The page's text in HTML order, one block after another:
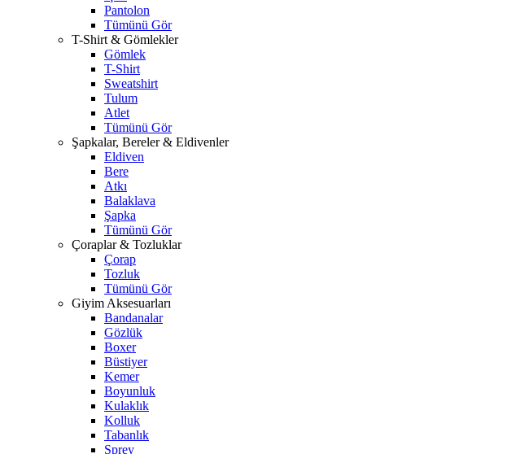
Pantolon
Tümünü Gör
T-Shirt & Gömlekler
Gömlek
T-Shirt
Sweatshirt
Tulum
Atlet
Tümünü Gör
Şapkalar, Bereler & Eldivenler
Eldiven
Bere
Atkı
Balaklava
Şapka
Tümünü Gör
Çoraplar & Tozluklar
Çorap
Tozluk
Tümünü Gör
Giyim Aksesuarları
Bandanalar
Gözlük
Boxer
Büstiyer
Kemer
Boyunluk
Kulaklık
Kolluk
Tabanlık
Sprey